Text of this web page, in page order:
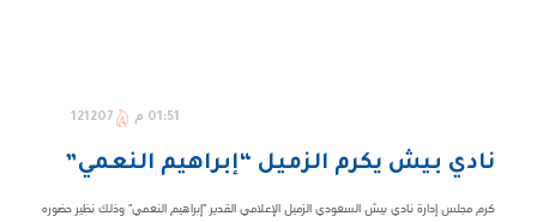
01:51 م 121207
نادي بيش يكرم الزميل “إبراهيم النعمي”
كرم مجلس إدارة نادي بيش السعودي الزميل الإعلامي القدير "إبراهيم النعمي" وذلك نظير حضوره